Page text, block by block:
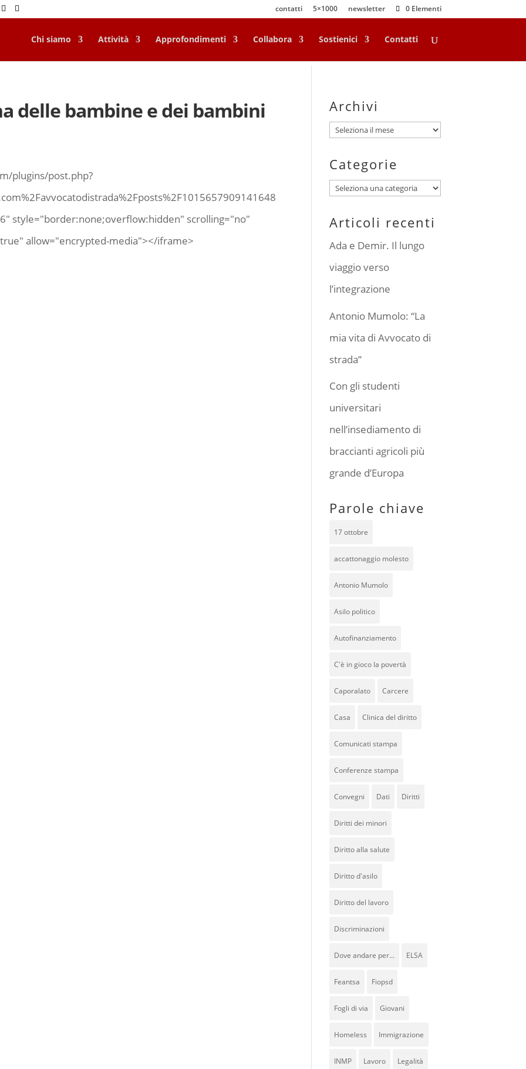
contatti 5×1000 newsletter 0 Elementi
Chi siamo Attività Approfondimenti Collabora Sostienici Contatti
delle bambine e dei bambini
plugins/post.php?
style="border:none;overflow:hidden" scrolling="no"
allow="encrypted-media"></iframe>
Archivi
Archivi
Categorie
Categorie
Articoli recenti
Ada e Demir. Il lungo
viaggio verso
l’integrazione
Antonio Mumolo: “La
mia vita di Avvocato di
strada”
Con gli studenti
universitari
nell’insediamento di
braccianti agricoli più
grande d’Europa
Parole chiave
17 ottobre
accattonaggio molesto
Antonio Mumolo
Asilo politico
Autofinanziamento
C'è in gioco la povertà
Caporalato Carcere
Casa Clinica del diritto
Comunicati stampa
Conferenze stampa
Convegni Dati Diritti
Diritti dei minori
Diritto alla salute
Diritto d'asilo
Diritto del lavoro
Discriminazioni
Dove andare per... ELSA
Feantsa Fiopsd
Fogli di via Giovani
Homeless Immigrazione
INMP Lavoro Legalità